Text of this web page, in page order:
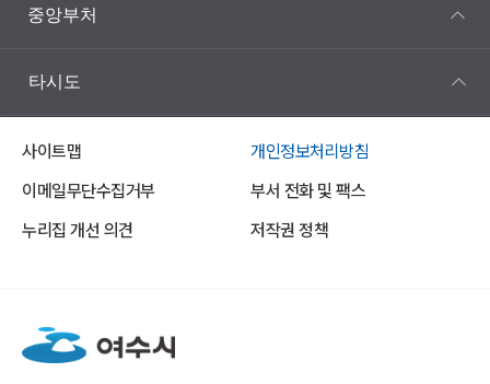
중앙부처
타시도
사이트맵
개인정보처리방침
이메일무단수집거부
부서 전화 및 팩스
누리집 개선 의견
저작권 정책